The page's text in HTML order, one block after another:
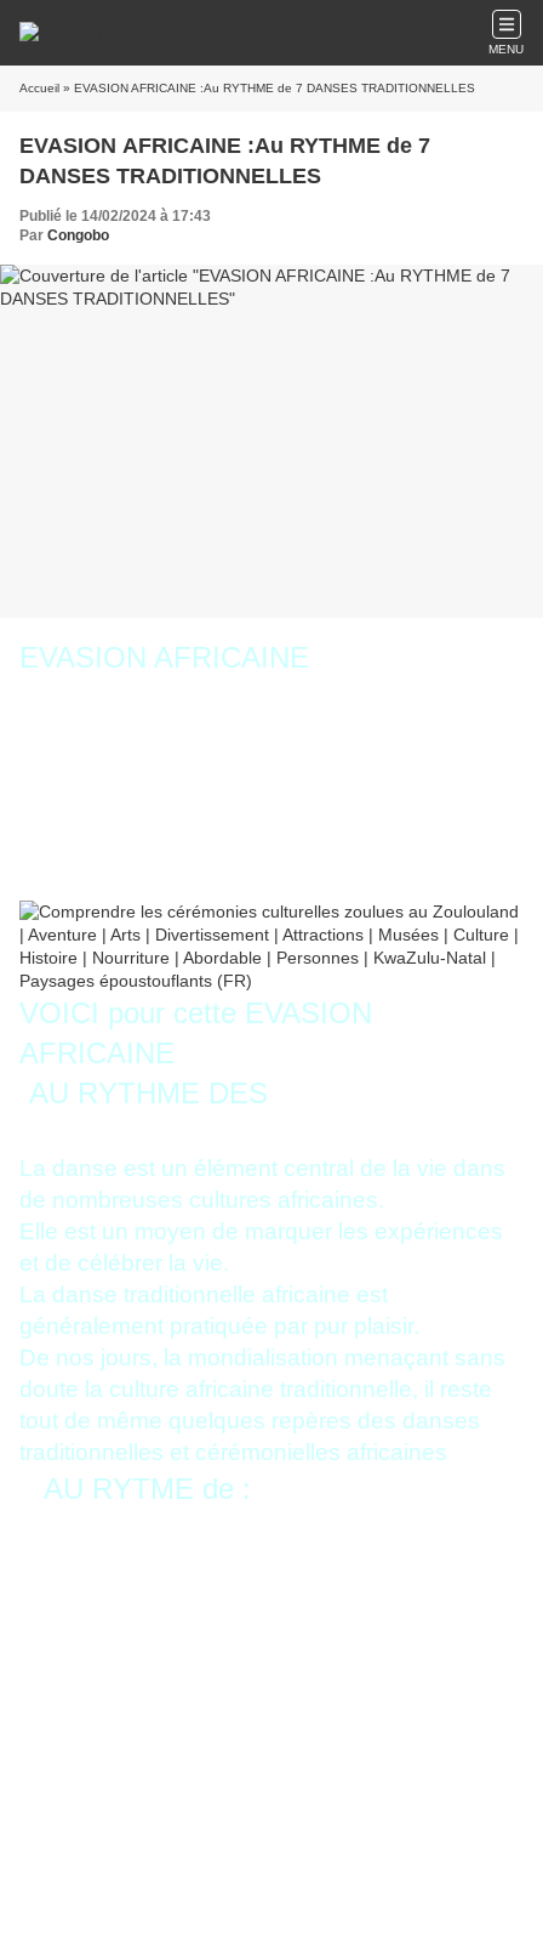
MENU
Accueil » EVASION AFRICAINE :Au RYTHME de 7 DANSES TRADITIONNELLES
EVASION AFRICAINE :Au RYTHME de 7
DANSES TRADITIONNELLES
Publié le 14/02/2024 à 17:43
Par Congobo
EVASION AFRICAINE
VOICI pour cette EVASION
AFRICAINE
AU RYTHME DES
La danse est un élément central de la vie dans
de nombreuses cultures africaines.
Elle est un moyen de marquer les expériences
et de célébrer la vie.
La danse traditionnelle africaine est
généralement pratiquée par pur plaisir.
De nos jours, la mondialisation menaçant sans
doute la culture africaine traditionnelle, il reste
tout de même quelques repères des danses
traditionnelles et cérémonielles africaines
AU RYTME de :